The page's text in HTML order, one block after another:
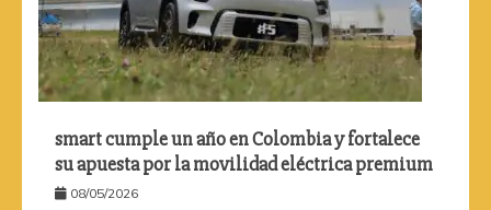
smart cumple un año en Colombia y fortalece
su apuesta por la movilidad eléctrica premium
08/05/2026